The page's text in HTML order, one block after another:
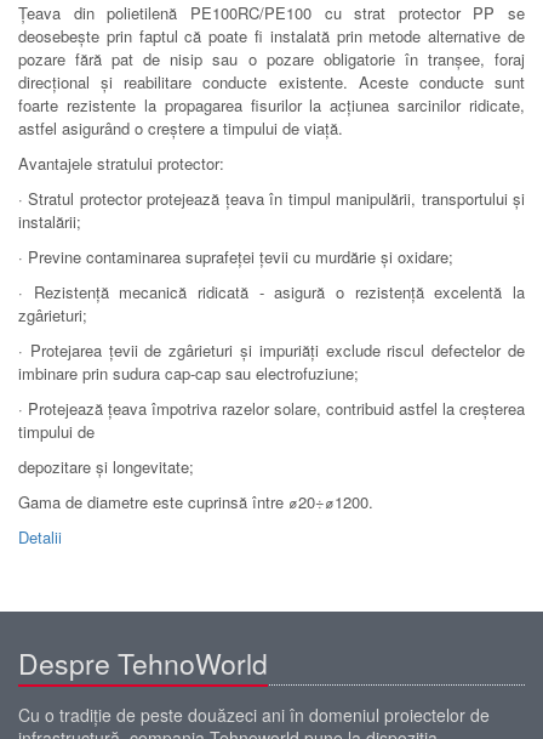
Țeava din polietilenă PE100RC/PE100 cu strat protector PP se
deosebește prin faptul că poate fi instalată prin metode alternative de
pozare fără pat de nisip sau o pozare obligatorie în tranșee, foraj
direcțional și reabilitare conducte existente. Aceste conducte sunt
foarte rezistente la propagarea fisurilor la acțiunea sarcinilor ridicate,
astfel asigurând o creștere a timpului de viață.
Avantajele stratului protector:
· Stratul protector protejează țeava în timpul manipulării, transportului și
instalării;
· Previne contaminarea suprafeței țevii cu murdărie și oxidare;
· Rezistență mecanică ridicată - asigură o rezistență excelentă la
zgârieturi;
· Protejarea țevii de zgârieturi și impuriăți exclude riscul defectelor de
imbinare prin sudura cap-cap sau electrofuziune;
· Protejează țeava împotriva razelor solare, contribuid astfel la creșterea
timpului de
depozitare și longevitate;
Gama de diametre este cuprinsă între ⌀20÷⌀1200.
Detalii
Despre TehnoWorld
Cu o tradiţie de peste douăzeci ani în domeniul proiectelor de